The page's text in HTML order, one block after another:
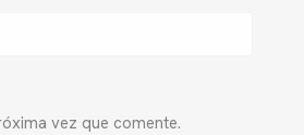
vez que comente.